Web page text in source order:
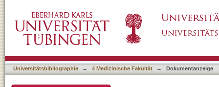
model and a mouse model of cystic fibrosis
Universitätsbibliographie → 4 Medizinische Fakultät → Dokumentanzeige